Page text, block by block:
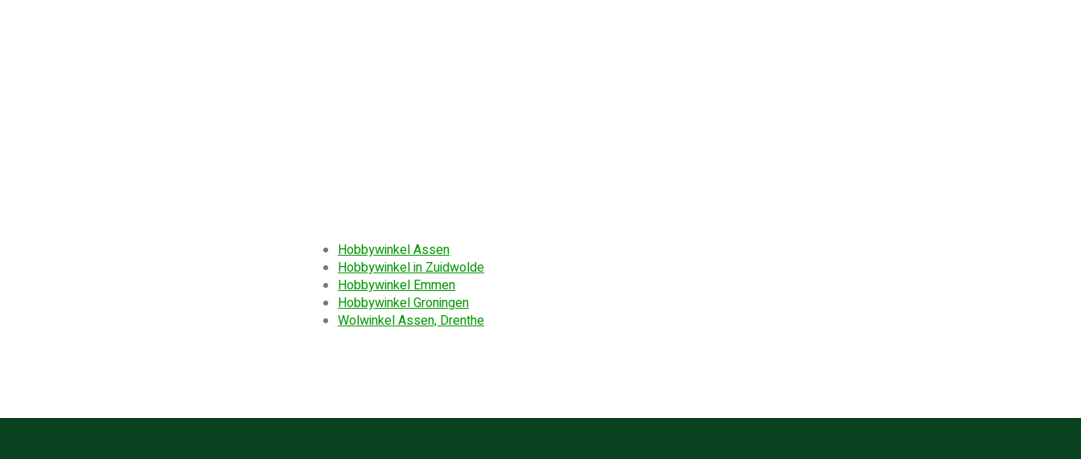
Hobbywinkel Assen
Hobbywinkel in Zuidwolde
Hobbywinkel Emmen
Hobbywinkel Groningen
Wolwinkel Assen, Drenthe